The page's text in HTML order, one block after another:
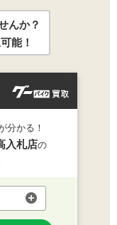
んか？
能！
分かる！
入札店の